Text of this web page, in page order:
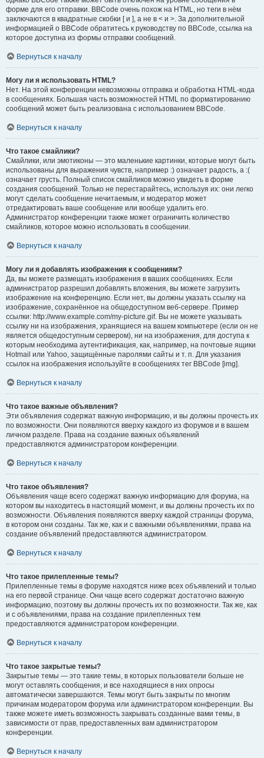
форме для его отправки. BBCode очень похож на HTML, но теги в нём
заключаются в квадратные скобки [ и ], а не в < и >. За дополнительной
информацией о BBCode обратитесь к руководству по BBCode, ссылка на
которое доступна из формы отправки сообщений.
Вернуться к началу
Могу ли я использовать HTML?
Нет. На этой конференции невозможны отправка и обработка HTML-кода
в сообщениях. Большая часть возможностей HTML по форматированию
сообщений может быть реализована с использованием BBCode.
Вернуться к началу
Что такое смайлики?
Смайлики, или эмотиконы — это маленькие картинки, которые могут быть
использованы для выражения чувств, например :) означает радость, а :(
означает грусть. Полный список смайликов можно увидеть в форме
создания сообщений. Только не перестарайтесь, используя их: они легко
могут сделать сообщение нечитаемым, и модератор может
отредактировать ваше сообщение или вообще удалить его.
Администратор конференции также может ограничить количество
смайликов, которое можно использовать в сообщении.
Вернуться к началу
Могу ли я добавлять изображения к сообщениям?
Да, вы можете размещать изображения в ваших сообщениях. Если
администратор разрешил добавлять вложения, вы можете загрузить
изображение на конференцию. Если нет, вы должны указать ссылку на
изображение, сохранённое на общедоступном веб-сервере. Пример
ссылки: http://www.example.com/my-picture.gif. Вы не можете указывать
ссылку ни на изображения, хранящиеся на вашем компьютере (если он не
является общедоступным сервером), ни на изображения, для доступа к
которым необходима аутентификация, как, например, на почтовые ящики
Hotmail или Yahoo, защищённые паролями сайты и т. п. Для указания
ссылок на изображения используйте в сообщениях тег BBCode [img].
Вернуться к началу
Что такое важные объявления?
Эти объявления содержат важную информацию, и вы должны прочесть их
по возможности. Они появляются вверху каждого из форумов и в вашем
личном разделе. Права на создание важных объявлений
предоставляются администратором конференции.
Вернуться к началу
Что такое объявления?
Объявления чаще всего содержат важную информацию для форума, на
котором вы находитесь в настоящий момент, и вы должны прочесть их по
возможности. Объявления появляются вверху каждой страницы форума,
в котором они созданы. Так же, как и с важными объявлениями, права на
создание объявлений предоставляются администратором.
Вернуться к началу
Что такое прилепленные темы?
Прилепленные темы в форуме находятся ниже всех объявлений и только
на его первой странице. Они чаще всего содержат достаточно важную
информацию, поэтому вы должны прочесть их по возможности. Так же, как
и с объявлениями, права на создание прилепленных тем
предоставляются администратором конференции.
Вернуться к началу
Что такое закрытые темы?
Закрытые темы — это такие темы, в которых пользователи больше не
могут оставлять сообщения, и все находящиеся в них опросы
автоматически завершаются. Темы могут быть закрыты по многим
причинам модератором форума или администратором конференции. Вы
также можете иметь возможность закрывать созданные вами темы, в
зависимости от прав, предоставленных вам администратором
конференции.
Вернуться к началу